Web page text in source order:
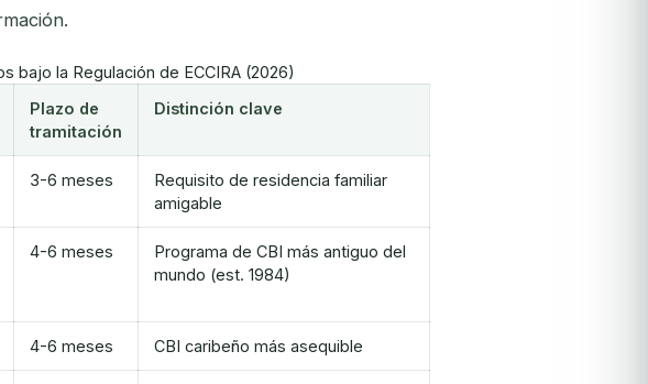
bajo la Regulación de ECCIRA (2026)
Plazo de
tramitación
Distinción clave
3-6 meses
Requisito de residencia familiar
amigable
4-6 meses
Programa de CBI más antiguo del
mundo (est. 1984)
4-6 meses CBI caribeño más asequible